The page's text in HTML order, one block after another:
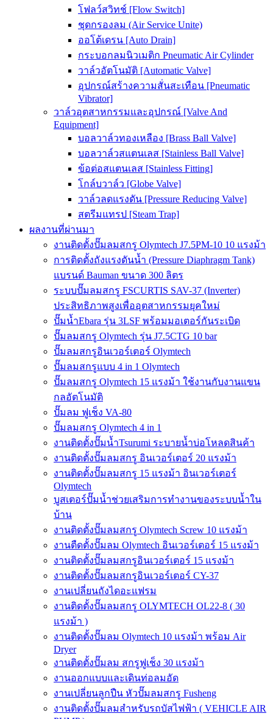
โฟลว์สวิทช์ [Flow Switch]
ชุดกรองลม (Air Service Unite)
ออโต้เดรน [Auto Drain]
กระบอกลมนิวเมติก Pneumatic Air Cylinder
วาล์วอัตโนมัติ [Automatic Valve]
อุปกรณ์สร้างความสั่นสะเทือน [Pneumatic
Vibrator]
วาล์วอุตสาหกรรมและอุปกรณ์ [Valve And
Equipment]
บอลวาล์วทองเหลือง [Brass Ball Valve]
บอลวาล์วสแตนเลส [Stainless Ball Valve]
ข้อต่อสแตนเลส [Stainless Fitting]
โกล์บวาล์ว [Globe Valve]
วาล์วลดแรงดัน [Pressure Reducing Valve]
สตรีมแทรป [Steam Trap]
ผลงานที่ผ่านมา
งานติดตั้งปั๊มลมสกรู Olymtech J7.5PM-10 10 แรงม้า
การติดตั้งถังแรงดันน้ำ (Pressure Diaphragm Tank)
แบรนด์ Bauman ขนาด 300 ลิตร
ระบบปั๊มลมสกรู FSCURTIS SAV-37 (Inverter)
ประสิทธิภาพสูงเพื่ออุตสาหกรรมยุคใหม่
ปั๊มน้ำEbara รุ่น 3LSF พร้อมมอเตอร์กันระเบิด
ปั๊มลมสกรู Olymtech รุ่น J7.5CTG 10 bar
ปั๊มลมสกรูอินเวอร์เตอร์ Olymtech
ปั๊มลมสกรูแบบ 4 in 1 Olymtech
ปั๊มลมสกรู Olymtech 15 แรงม้า ใช้งานกับงานแขน
กลอัตโนมัติ
ปั๊มลม ฟูเช็ง VA-80
ปั๊มลมสกรู Olymtech 4 in 1
งานติดตั้งปั๊มน้ำTsurumi ระบายน้ำบ่อโหลดสินค้า
งานติดตั้งปั๊มลมสกรู อินเวอร์เตอร์ 20 แรงม้า
งานติดตั้งปั๊มลมสกรู 15 แรงม้า อินเวอร์เตอร์
Olymtech
บูสเตอร์ปั๊มน้ำช่วยเสริมการทำงานของระบบน้ำใน
บ้าน
งานติดตั้งปั๊มลมสกรู Olymtech Screw 10 แรงม้า
งานตืดตั้งปั๊มลม Olymtech อินเวอร์เตอร์ 15 แรงม้า
งานติดตั้งปั๊มลมสกรูอินเวอร์เตอร์ 15 แรงม้า
งานติดตั้งปั๊มลมสกรูอินเวอร์เตอร์ CY-37
งานเปลี่ยนถังไดอะแฟรม
งานติดตั้งปั๊มลมสกรู OLYMTECH OL22-8 ( 30
แรงม้า )
งานติดตั้งปั๊มลม Olymtech 10 แรงม้า พร้อม Air
Dryer
งานติดตั้งปั๊มลม สกรูฟูเช็ง 30 แรงม้า
งานออกแบบและเดินท่อลมอัด
งานเปลี่ยนลูกปืน หัวปั๊มลมสกรู Fusheng
งานติดตั้งปั๊มลมสำหรับรถบัสไฟฟ้า ( VEHICLE AIR